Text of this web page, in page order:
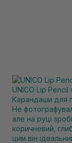
UNICO Lip Pencil
Карандаши для
Не
але на руці
коричневий,
цим він